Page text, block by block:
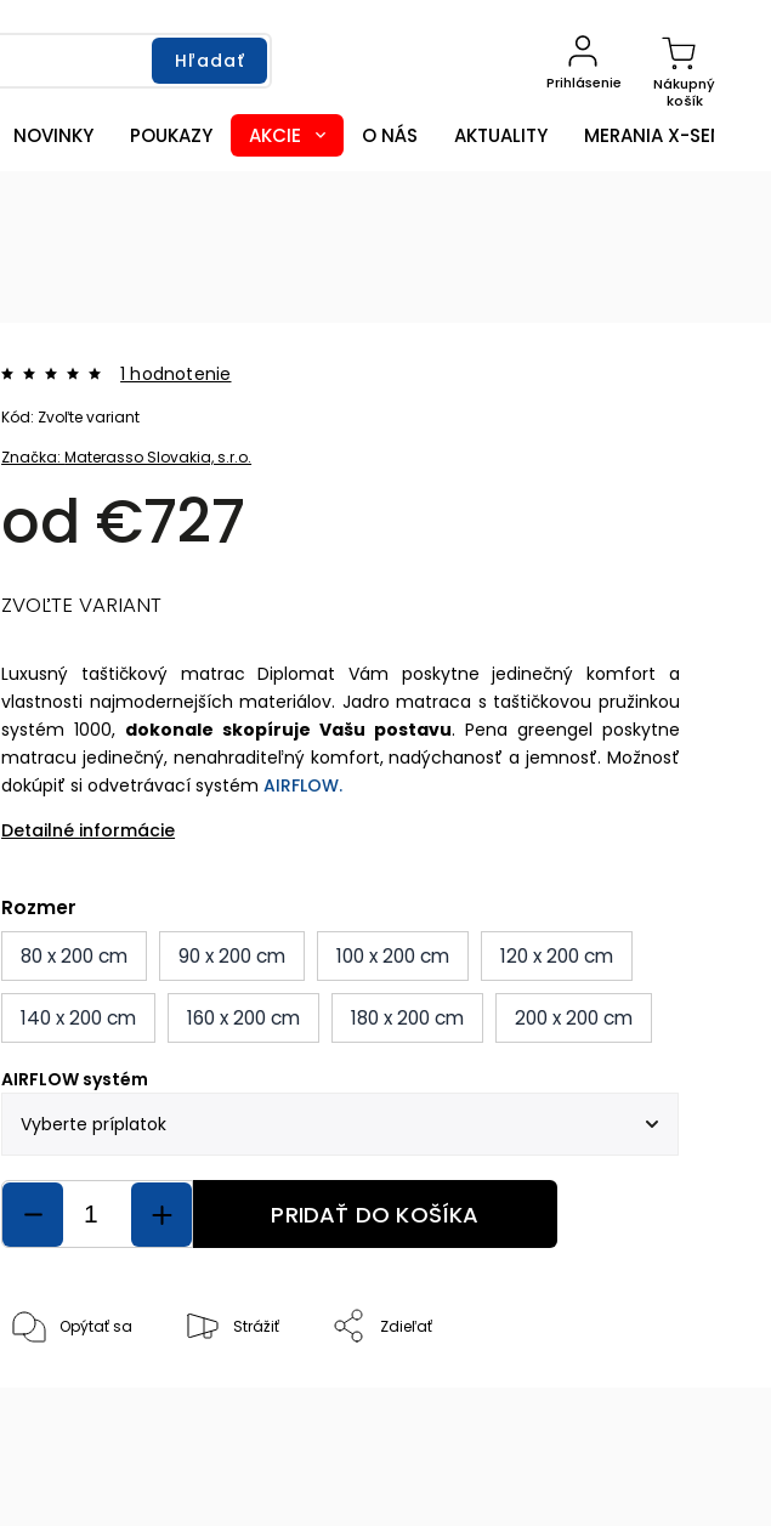
Hľadať
Nákupný
košík
Prihlásenie
NOVINKY POUKAZY AKCIE O NÁS AKTUALITY MERANIA X-SENSOR
Značka:Materasso Slovakia, s.r.o.
1 hodnotenie
od €727
Kód: Zvoľte variant
Luxusný taštičkový matrac Diplomat Vám poskytne jedinečný komfort a
vlastnosti najmodernejších materiálov. Jadro matraca s taštičkovou pružinkou
systém 1000, dokonale skopíruje Vašu postavu. Pena greengel poskytne
matracu jedinečný, nenahraditeľný komfort, nadýchanosť a jemnosť. Možnosť
dokúpiť si odvetrávací systémAIRFLOW.
Detailné informácie
Rozmer
80 x 200 cm
90 x 200 cm 100 x 200 cm 120 x 200 cm
140 x 200 cm 160 x 200 cm 180 x 200 cm 200 x 200 cm
AIRFLOW systém
ZVOĽTE VARIANT
PRIDAŤ DO KOŠÍKA
Opýtať sa Strážiť Zdieľať